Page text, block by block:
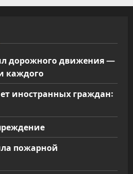
дорожного движения —
каждого
иностранных граждан:
пожарной